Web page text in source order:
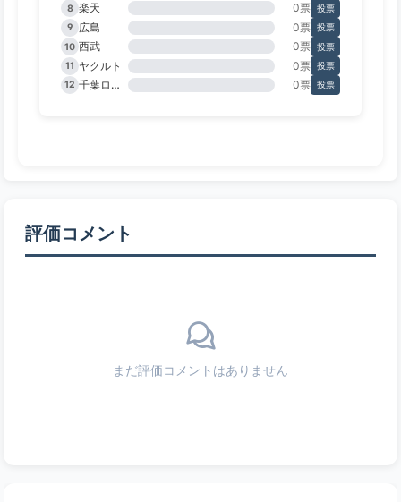
8 楽天 0票 投票
9
広島 0票 投票
10 西武 0票 投票
11 ヤクルト 0票 投票
12
千葉ロッテ 0票 投票
評価コメント
まだ評価コメントはありません